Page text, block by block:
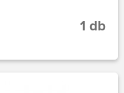
1 db